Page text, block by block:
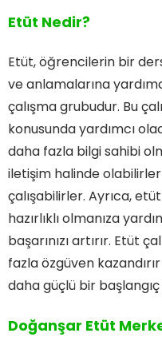
Etüt Nedir?
Etüt, öğrencilerin bir
ve anlamalarına
çalışma grubudur. Bu
konusunda yardımcı
daha fazla bilgi sahibi
iletişim halinde
çalışabilirler. Ayrıca,
hazırlıklı olmanıza
başarınızı artırır. Etüt
fazla özgüven
daha güçlü bir
Doğanşar Etüt